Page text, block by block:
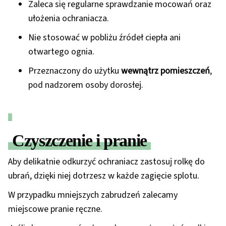
Zaleca się regularne sprawdzanie mocowań oraz
ułożenia ochraniacza.
Nie stosować w pobliżu źródeł ciepła ani
otwartego ognia.
Przeznaczony do użytku wewnątrz pomieszczeń,
pod nadzorem osoby dorosłej.
Czyszczenie i pranie
Aby delikatnie odkurzyć ochraniacz zastosuj rolkę do
ubrań, dzięki niej dotrzesz w każde zagięcie splotu.
W przypadku mniejszych zabrudzeń zalecamy
miejscowe pranie ręczne.